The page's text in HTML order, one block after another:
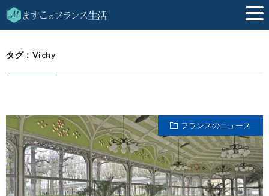
HOME Vichy
タグ：Vichy
フランスのニュース